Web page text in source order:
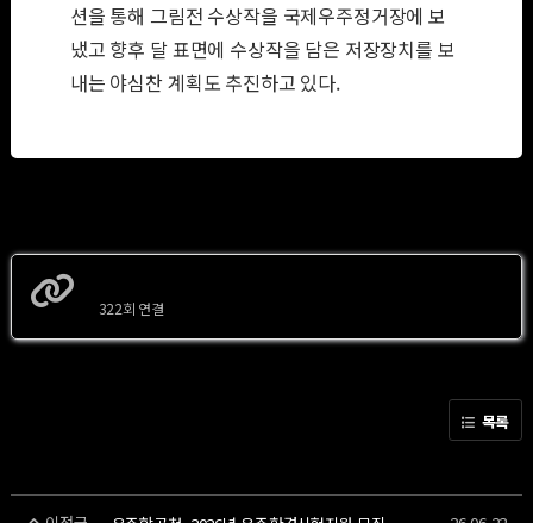
션을 통해 그림전 수상작을 국제우주정거장에 보
냈고 향후 달 표면에 수상작을 담은 저장장치를 보
내는 야심찬 계획도 추진하고 있다.
322회 연결
목록